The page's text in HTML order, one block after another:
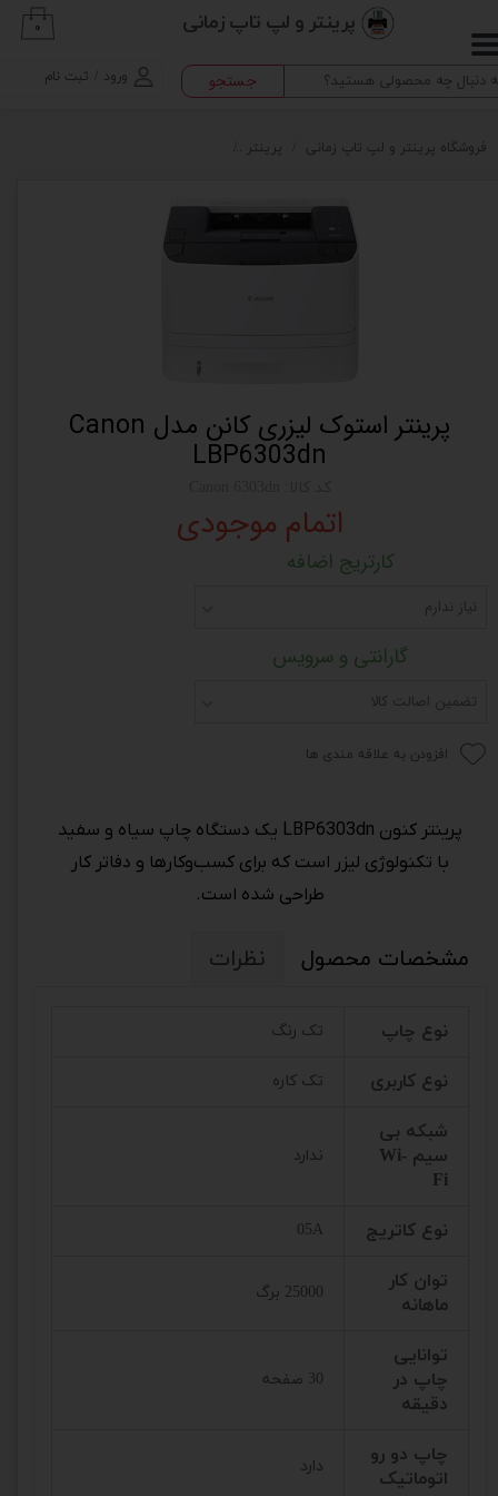
پرینتر و لپ تاپ زمانی
ورود ثبت نام
حساب کاربری من
تغییر گذر واژه
سفارشات
خروج از حساب کاربری
۰
جستجو
فروشگاه پرینتر و لپ تاپ زمانی پرینتر
پرینتر استوک لیزری کانن مدل Canon
LBP6303dn
اتمام موجودی
کارتریج اضافه
نیاز ندارم
گارانتی و سرویس
تضمین اصالت کالا
افزودن به علاقه مندی ها
پرینتر کنون LBP6303dn یک دستگاه چاپ سیاه و سفید
با تکنولوژی لیزر است که برای کسب‌وکارها و دفاتر کار
طراحی شده است.
مشخصات محصول نظرات
نوع چاپ تک رنگ
نوع کاربری تک کاره
شبکه بی
سیم Wi-
Fi
ندارد
نوع کاتریج 05A
توان کار
ماهانه
25000 برگ
توانایی
چاپ در
دقیقه
30 صفحه
چاپ دو رو
اتوماتیک
دارد